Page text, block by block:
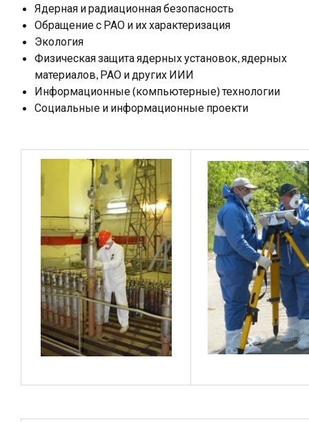
Ядерная и радиационная безопасность
Обращение с РАО и их характеризация
Экология
Физическая защита ядерных установок, ядерных
материалов, РАО и других ИИИ
Информационные (компьютерные) технологии
Социальные и информационные проекти